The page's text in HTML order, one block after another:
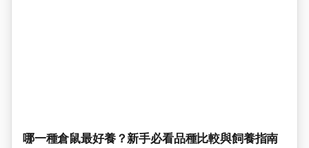
哪一種倉鼠最好養？新手必看品種比較與飼養指南